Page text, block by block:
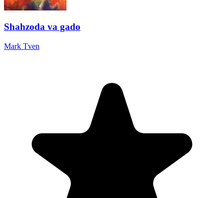
Shahzoda va gado
Mark Tven